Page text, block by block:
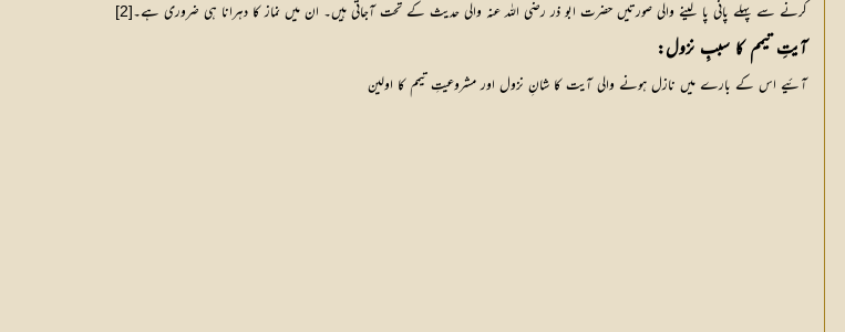
کرنے سے پہلے پانی پا لینے والی صورتیں حضرت ابو ذر رضی اللہ عنہ والی حدیث کے تحت آجاتی ہیں۔ ان میں نماز کا دہرانا ہی ضروری ہے۔[2]
آیتِ تیمم کا سببِ نزول:
آئیے اس کے بارے میں نازل ہونے والی آیت کا شانِ نزول اور مشروعیتِ تیمم کا اولین